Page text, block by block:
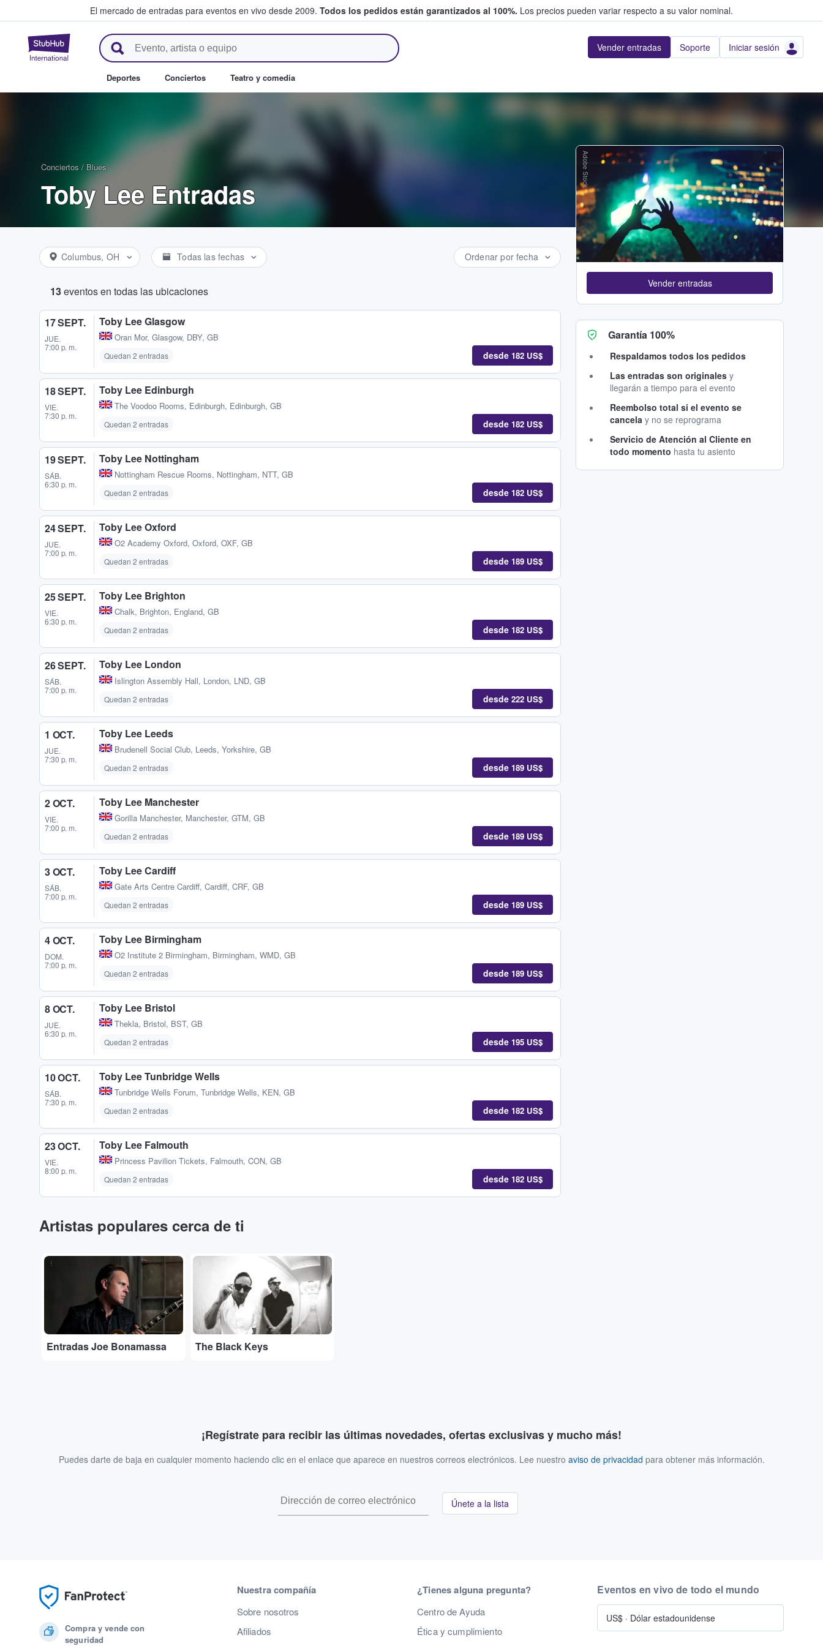
El mercado de entradas para eventos en vivo desde 2009. Todos los pedidos están garantizados al 100%. Los precios pueden variar respecto a su valor nominal.
StubHub: compra y venta de entradas entre fans Vender entradas Soporte Iniciar sesión
Deportes Conciertos Teatro y comedia
Conciertos / Blues
Toby Lee Entradas
Columbus, OH Todas las fechas Ordenar por fecha
13eventos en todas las ubicaciones
17 SEPT.
JUE.
7:00 p. m.
Toby Lee Glasgow
Oran Mor, Glasgow, DBY, GB
Quedan 2 entradas desde 182 US$
18 SEPT.
VIE.
7:30 p. m.
Toby Lee Edinburgh
The Voodoo Rooms, Edinburgh, Edinburgh, GB
Quedan 2 entradas desde 182 US$
19 SEPT.
SÁB.
6:30 p. m.
Toby Lee Nottingham
Nottingham Rescue Rooms, Nottingham, NTT, GB
Quedan 2 entradas desde 182 US$
24 SEPT.
JUE.
7:00 p. m.
Toby Lee Oxford
O2 Academy Oxford, Oxford, OXF, GB
Quedan 2 entradas desde 189 US$
25 SEPT.
VIE.
6:30 p. m.
Toby Lee Brighton
Chalk, Brighton, England, GB
Quedan 2 entradas desde 182 US$
26 SEPT.
SÁB.
7:00 p. m.
Toby Lee London
Islington Assembly Hall, London, LND, GB
Quedan 2 entradas desde 222 US$
1 OCT.
JUE.
7:30 p. m.
Toby Lee Leeds
Brudenell Social Club, Leeds, Yorkshire, GB
Quedan 2 entradas desde 189 US$
2 OCT.
VIE.
7:00 p. m.
Toby Lee Manchester
Gorilla Manchester, Manchester, GTM, GB
Quedan 2 entradas desde 189 US$
3 OCT.
SÁB.
7:00 p. m.
Toby Lee Cardiff
Gate Arts Centre Cardiff, Cardiff, CRF, GB
Quedan 2 entradas desde 189 US$
4 OCT.
DOM.
7:00 p. m.
Toby Lee Birmingham
O2 Institute 2 Birmingham, Birmingham, WMD, GB
Quedan 2 entradas desde 189 US$
8 OCT.
JUE.
6:30 p. m.
Toby Lee Bristol
Thekla, Bristol, BST, GB
Quedan 2 entradas desde 195 US$
10 OCT.
SÁB.
7:30 p. m.
Toby Lee Tunbridge Wells
Tunbridge Wells Forum, Tunbridge Wells, KEN, GB
Quedan 2 entradas desde 182 US$
23 OCT.
VIE.
8:00 p. m.
Toby Lee Falmouth
Princess Pavilion Tickets, Falmouth, CON, GB
Quedan 2 entradas desde 182 US$
Adobe Stock
Vender entradas
Garantía 100%
Respaldamos todos los pedidos
Las entradas son originales y
llegarán a tiempo para el evento
Reembolso total si el evento se
cancela y no se reprograma
Servicio de Atención al Cliente en
todo momento hasta tu asiento
Artistas populares cerca de ti
...
Entradas Joe Bonamassa The Black Keys
¡Regístrate para recibir las últimas novedades, ofertas exclusivas y mucho más!
Puedes darte de baja en cualquier momento haciendo clic en el enlace que aparece en nuestros correos electrónicos. Lee nuestro aviso de privacidad para obtener más información.
Únete a la lista
Compra y vende con
seguridad
Nuestra compañía
Sobre nosotros
Afiliados
¿Tienes alguna pregunta?
Centro de Ayuda
Ética y cumplimiento
Eventos en vivo de todo el mundo
US$ · Dólar estadounidense